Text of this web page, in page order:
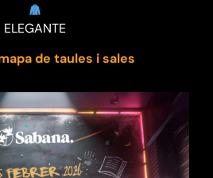
ELEGANTE
de taules i sales